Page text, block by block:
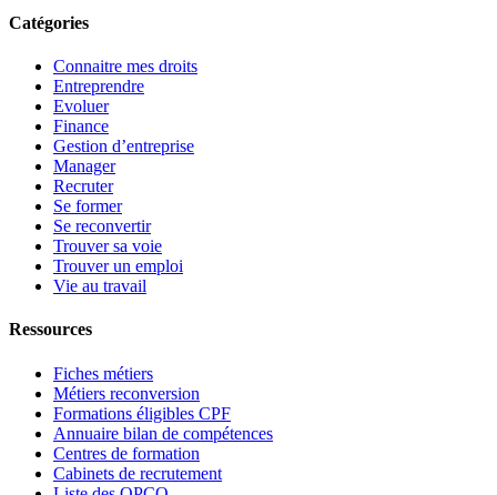
Catégories
Connaitre mes droits
Entreprendre
Evoluer
Finance
Gestion d’entreprise
Manager
Recruter
Se former
Se reconvertir
Trouver sa voie
Trouver un emploi
Vie au travail
Ressources
Fiches métiers
Métiers reconversion
Formations éligibles CPF
Annuaire bilan de compétences
Centres de formation
Cabinets de recrutement